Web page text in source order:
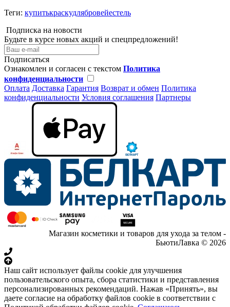
Теги: купитькраскудлябровейестель
Подписка на новости
Будьте в курсе новых акций и спецпредложений!
Подписаться
Ознакомлен и согласен с текстом Политика
конфиденциальности
Оплата Доставка Гарантия Возврат и обмен Политика
конфиденциальности Условия соглашения Партнеры
Магазин косметики и товаров для ухода за телом -
БьютиЛавка © 2026
Наш сайт использует файлы cookie для улучшения
пользовательского опыта, сбора статистики и представления
персонализированных рекомендаций. Нажав «Принять», вы
даете согласие на обработку файлов cookie в соответствии с